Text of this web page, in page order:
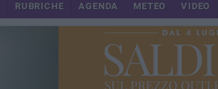
RUBRICHE AGENDA METEO VIDEO